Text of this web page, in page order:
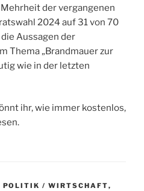
der vergangenen
2024 auf 31 von 70
Aussagen der
Thema „Brandmauer zur
wie in der letzten
ihr, wie immer kostenlos,
POLITIK / WIRTSCHAFT,